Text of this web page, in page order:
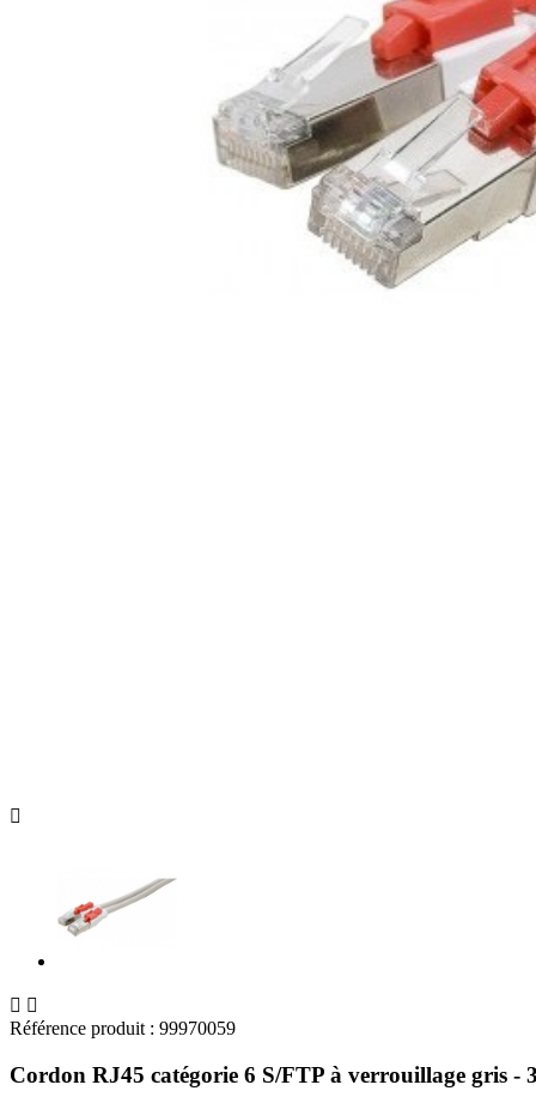

 
Référence produit : 99970059
Cordon RJ45 catégorie 6 S/FTP à verrouillage gris -